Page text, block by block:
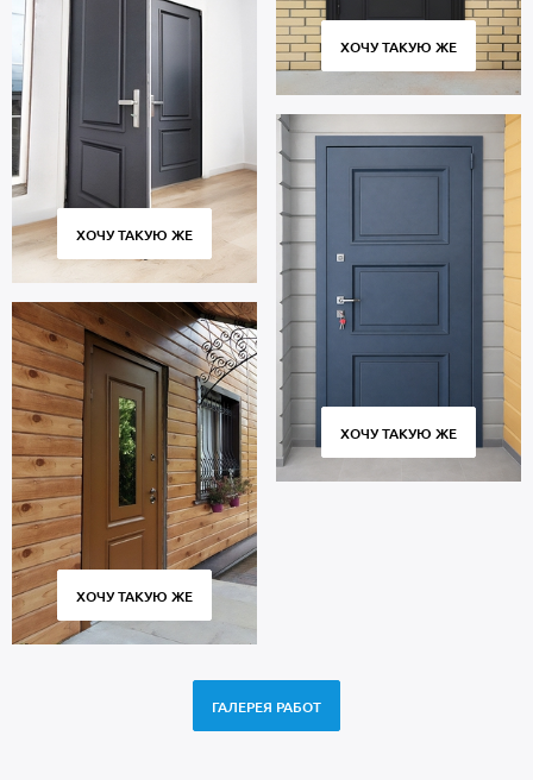
ХОЧУ ТАКУЮ ЖЕ
ХОЧУ ТАКУЮ ЖЕ
ХОЧУ ТАКУЮ ЖЕ
ХОЧУ ТАКУЮ ЖЕ
ГАЛЕРЕЯ РАБОТ